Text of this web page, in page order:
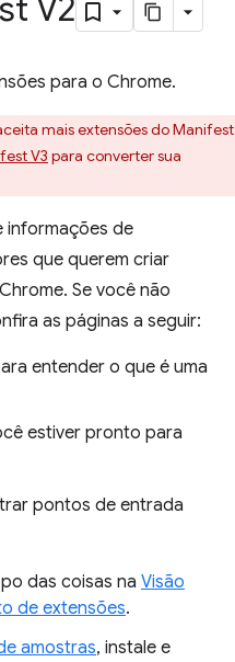
V2
para o Chrome.
mais extensões do Manifest
V3 para converter sua
informações de
que querem criar
Se você não
as páginas a seguir:
entender o que é uma
estiver pronto para
pontos de entrada
das coisas na Visão
de extensões.
amostras, instale e